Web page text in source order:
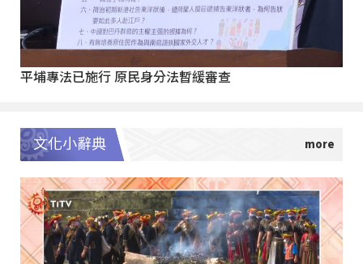
平埔專法已施行 原民身分法暫緩審查
文化小辭典